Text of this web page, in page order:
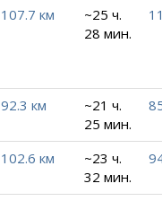
107.7 км
~25 ч.
28 мин.
92.3 км
~21 ч.
25 мин.
102.6 км
~23 ч.
32 мин.